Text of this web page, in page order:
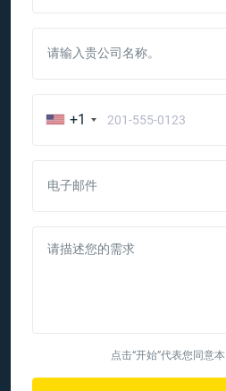
请输入贵公司名称。
+1
电子邮件
请描述您的需求
点击“开始”代表您同意本